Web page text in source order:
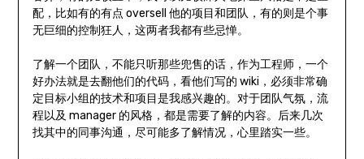
配，比如有的有点 oversell 他的项目和团队，有的则是个事
无巨细的控制狂人，这两者我都有些忌惮。
了解一个团队，不能只听那些兜售的话，作为工程师，一个
好办法就是去翻他们的代码，看他们写的 wiki，必须非常确
定目标小组的技术和项目是我感兴趣的。对于团队气氛，流
程以及 manager 的风格，都是需要了解的内容。后来几次
找其中的同事沟通，尽可能多了解情况，心里踏实一些。